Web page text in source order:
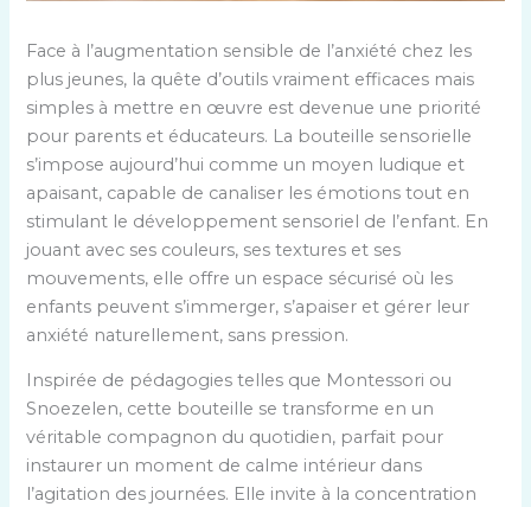
Face à l’augmentation sensible de l’anxiété chez les
plus jeunes, la quête d’outils vraiment efficaces mais
simples à mettre en œuvre est devenue une priorité
pour parents et éducateurs. La bouteille sensorielle
s’impose aujourd’hui comme un moyen ludique et
apaisant, capable de canaliser les émotions tout en
stimulant le développement sensoriel de l’enfant. En
jouant avec ses couleurs, ses textures et ses
mouvements, elle offre un espace sécurisé où les
enfants peuvent s’immerger, s’apaiser et gérer leur
anxiété naturellement, sans pression.
Inspirée de pédagogies telles que Montessori ou
Snoezelen, cette bouteille se transforme en un
véritable compagnon du quotidien, parfait pour
instaurer un moment de calme intérieur dans
l’agitation des journées. Elle invite à la concentration